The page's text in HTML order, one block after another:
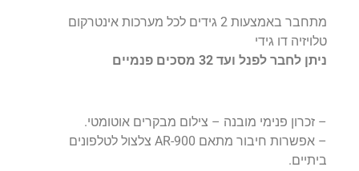
מתחבר באמצעות 2 גידים לכל מערכות אינטרקום
טלויזיה דו גידי
ניתן לחבר לפנל ועד 32 מסכים פנמיים
– זכרון פנימי מובנה – צילום מבקרים אוטומטי.
– אפשרות חיבור מתאם AR-900 צלצול לטלפונים
ביתיים.